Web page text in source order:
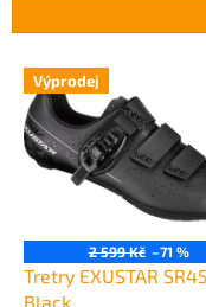
r
V
p
Výprodej
2 599 Kč –71 %
Tretry EXUSTAR
Black